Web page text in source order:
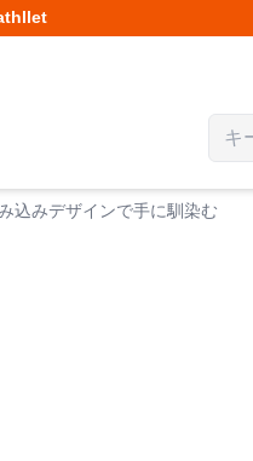
込みデザインで手に馴染む